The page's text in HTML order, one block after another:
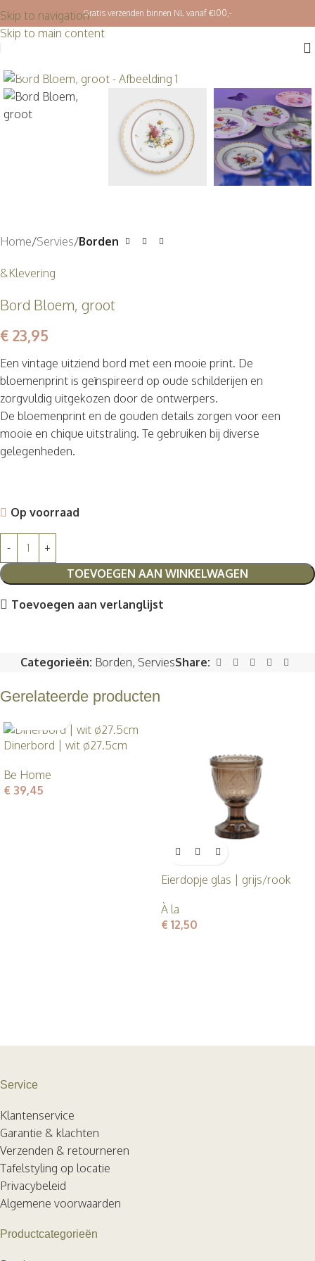
Skip to navigation
Skip to main content
Gratis verzenden binnen NL vanaf €100,-
Home Servies Borden
&Klevering
Bord Bloem, groot
€ 23,95
Een vintage uitziend bord met een mooie print. De
bloemenprint is geïnspireerd op oude schilderijen en
zorgvuldig uitgekozen door de ontwerpers.
De bloemenprint en de gouden details zorgen voor een
mooie en chique uitstraling. Te gebruiken bij diverse
gelegenheden.
Op voorraad
TOEVOEGEN AAN WINKELWAGEN
Toevoegen aan verlanglijst
Categorieën: Borden, ServiesShare:
Gerelateerde producten
Dinerbord | wit ø27.5cm
Be Home
€ 39,45
Eierdopje glas | grijs/rook
À la
€ 12,50
Service
Klantenservice
Garantie & klachten
Verzenden & retourneren
Tafelstyling op locatie
Privacybeleid
Algemene voorwaarden
Productcategorieën